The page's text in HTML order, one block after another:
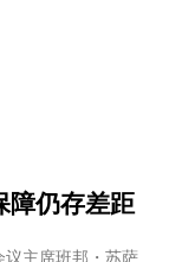
障仍存差距
主席班邦・苏萨